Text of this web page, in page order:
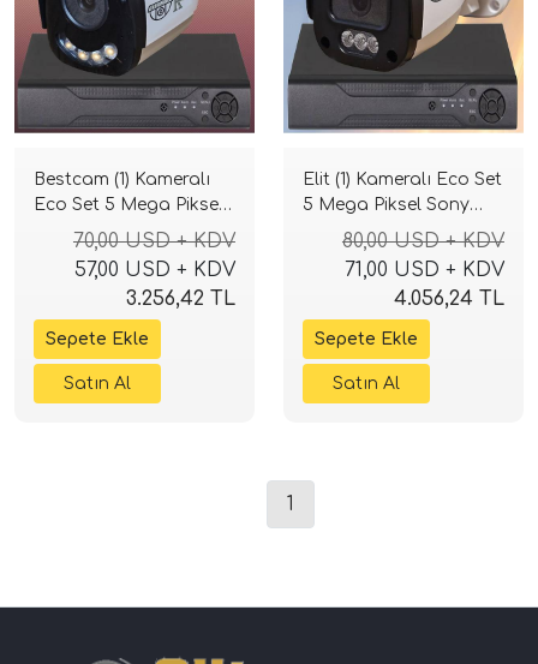
Bestcam (1) Kameralı
Eco Set 5 Mega Piksel
Sony Lensli Full HD
Gece Görüşlü Güvenlik
Kamerası Sistemi
70,00 USD + KDV
57,00 USD + KDV
3.256,42 TL
Elit (1) Kameralı Eco Set
5 Mega Piksel Sony
Lensli Full HD Gece
Görüşlü Güvenlik
Kamerası Sistemi
80,00 USD + KDV
71,00 USD + KDV
4.056,24 TL
1